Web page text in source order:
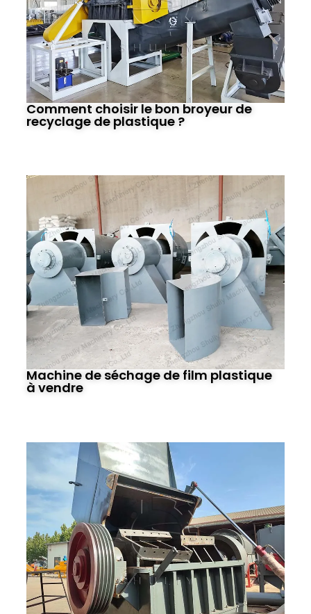
Comment choisir le bon broyeur de
recyclage de plastique ?
Machine de séchage de film plastique
à vendre